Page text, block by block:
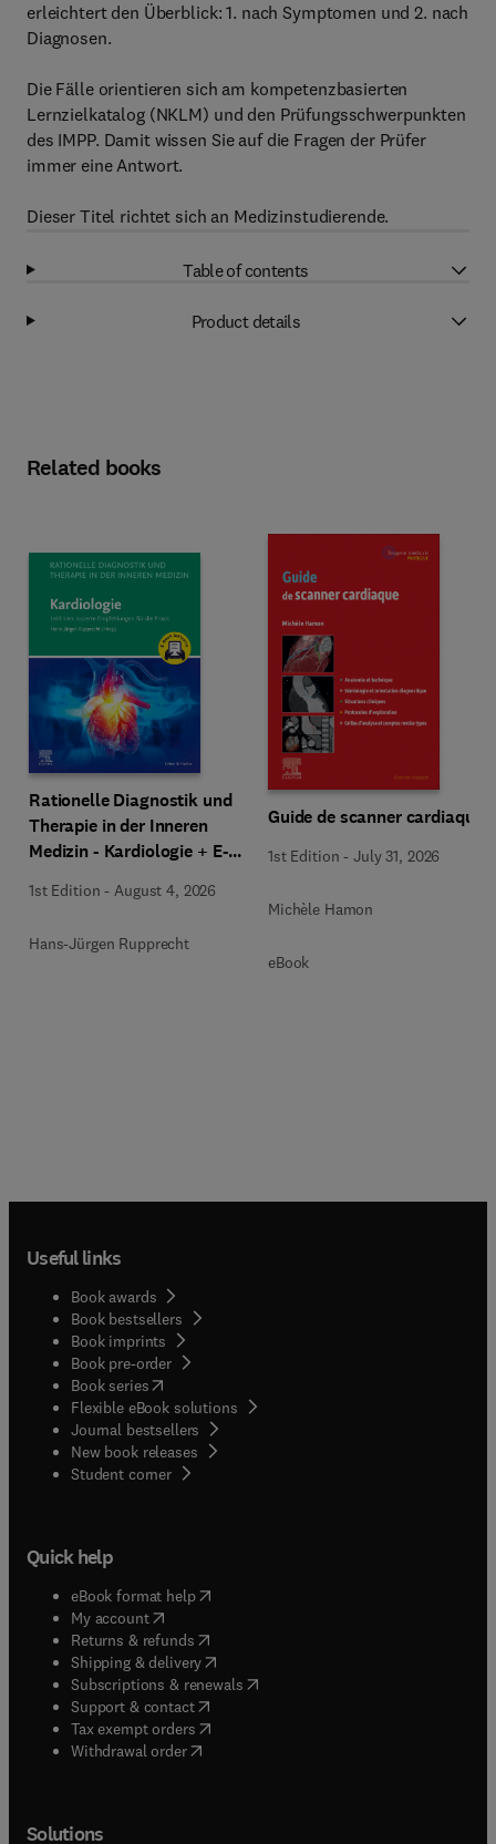
erleichtert den Überblick: 1. nach Symptomen und 2. nach
Diagnosen.
Die Fälle orientieren sich am kompetenzbasierten
Lernzielkatalog (NKLM) und den Prüfungsschwerpunkten
des IMPP. Damit wissen Sie auf die Fragen der Prüfer
immer eine Antwort.
Dieser Titel richtet sich an Medizinstudierende.
Table of contents
Product details
Related books
Rationelle Diagnostik und
Therapie in der Inneren
Medizin - Kardiologie + E-
1st Edition -August 4, 2026
Hans-Jürgen Rupprecht
Guide de scanner cardiaque
1st Edition -July 31, 2026
Michèle Hamon
eBook
Useful links
Book awards
Book bestsellers
Book imprints
Book pre-order
Book series(opens in new tab/window
Flexible eBook solutions
Journal bestsellers
New book releases
Student corner( opens in new tab/window
Quick help
eBook format help( opens in new tab/window
My account( opens in new tab/window
Returns & refunds( opens in new tab/window
Shipping & delivery(opens in new tab/window
Subscriptions & renewals( opens in new tab/window
Support & contact( opens in new tab/window
Tax exempt orders( opens in new tab/window
Withdrawal order
Solutions